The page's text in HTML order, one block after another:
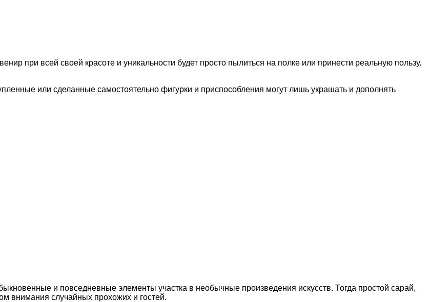
при всей своей красоте и уникальности будет просто пылиться на полке или принести реальную пользу.
или сделанные самостоятельно фигурки и приспособления могут лишь украшать и дополнять
и повседневные элементы участка в необычные произведения искусств. Тогда простой сарай,
внимания случайных прохожих и гостей.